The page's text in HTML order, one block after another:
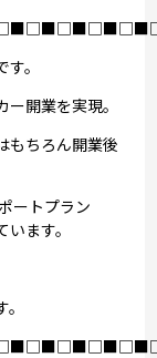
。
開業を実現。
もちろん開業後
ートプラン
ます。